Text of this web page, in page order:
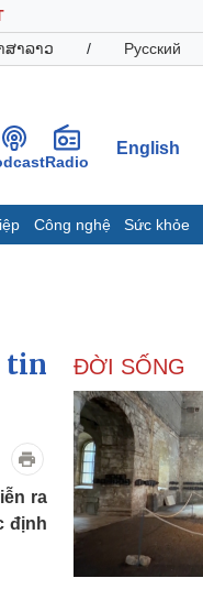
ສາລາວ / Русский
Radio
English
Công nghệ Sức khỏe
nghiệp
Thông tin doanh nghiệp
Doanh nghiệp 24h
Doanh nhân
tin
ra
định
ĐỜI SỐNG